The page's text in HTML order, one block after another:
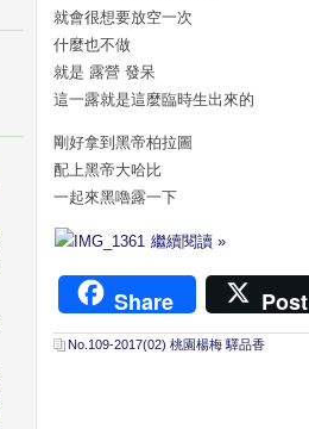
就會很想要放空一次
什麼也不做
就是 露營 發呆
這一露就是這麼臨時生出來的
剛好拿到黑帝柏拉圖
配上黑帝大哈比
一起來黑嚕露一下
繼續閱讀 »
Share Post
No.109-2017(02) 桃園楊梅 驛品香